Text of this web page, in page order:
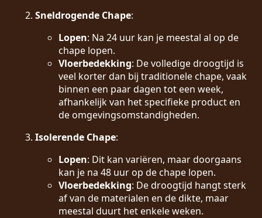
Sneldrogende Chape:
Lopen: Na 24 uur kan je meestal al op de
chape lopen.
Vloerbedekking: De volledige droogtijd is
veel korter dan bij traditionele chape, vaak
binnen een paar dagen tot een week,
afhankelijk van het specifieke product en
de omgevingsomstandigheden.
Isolerende Chape:
Lopen: Dit kan variëren, maar doorgaans
kan je na 48 uur op de chape lopen.
Vloerbedekking: De droogtijd hangt sterk
af van de materialen en de dikte, maar
meestal duurt het enkele weken.